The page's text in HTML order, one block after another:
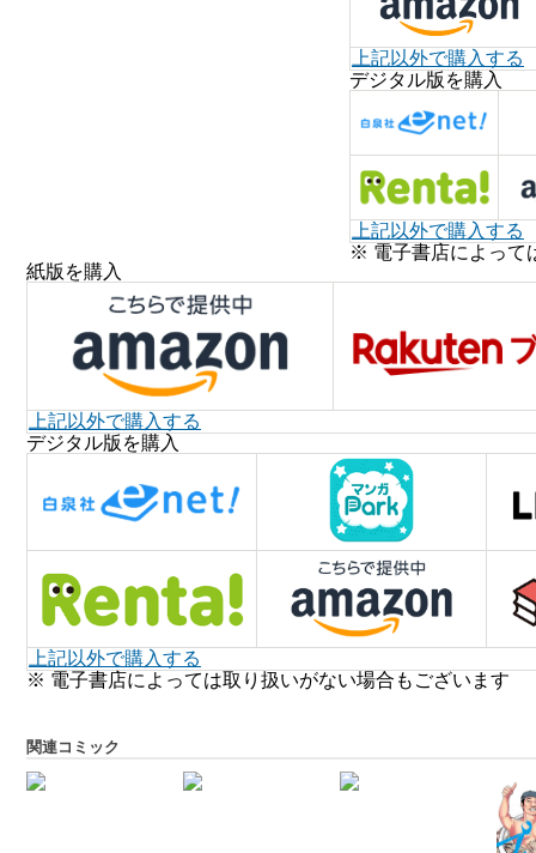
上記以外で購入する
デジタル版を購入
上記以外で購入する
※ 電子書店によって
紙版を購入
上記以外で購入する
デジタル版を購入
上記以外で購入する
※ 電子書店によっては取り扱いがない場合もございます
関連コミック